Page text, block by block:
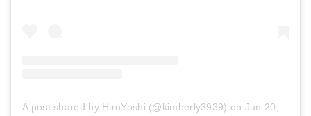
A post shared by HiroYoshi (@kimberly3939) on Jun 20, 2016 at 3:02am PDT